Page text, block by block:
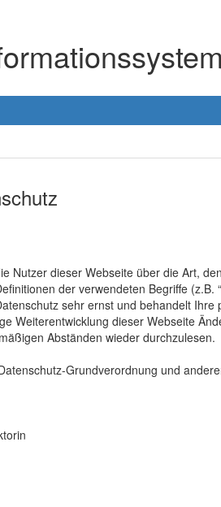
Nutzer dieser Webseite über die Art,
der verwendeten Begriffe (z.B.
sehr ernst und behandelt
Weiterentwicklung dieser Webseite
Abständen wieder durchzulesen.
Grundverordnung und